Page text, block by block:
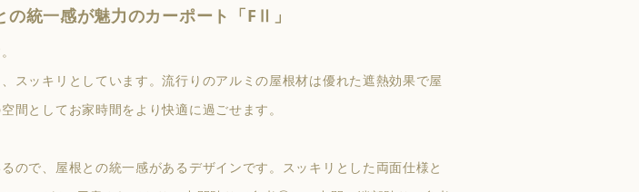
統一感が魅力のカーポート「FⅡ」
スッキリとしています。流行りのアルミの屋根材は優れた遮熱効果で屋
間としてお家時間をより快適に過ごせます。
ので、屋根との統一感があるデザインです。スッキリとした両面仕様と